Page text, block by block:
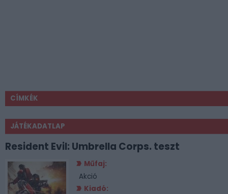
CÍMKÉK
JÁTÉKADATLAP
Resident Evil: Umbrella Corps. teszt
Műfaj:
Akció
Kiadó: